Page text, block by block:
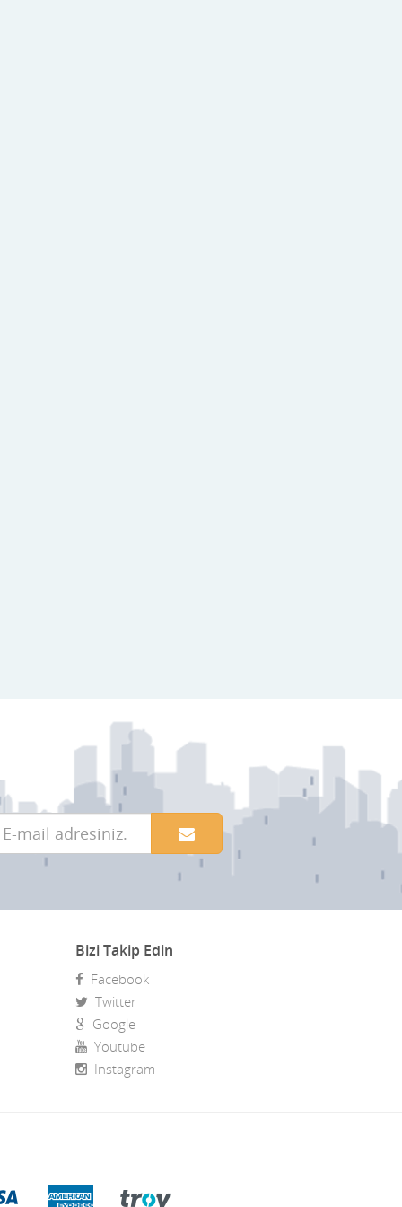
Bizi Takip Edin
Facebook
Twitter
Google
Youtube
Instagram